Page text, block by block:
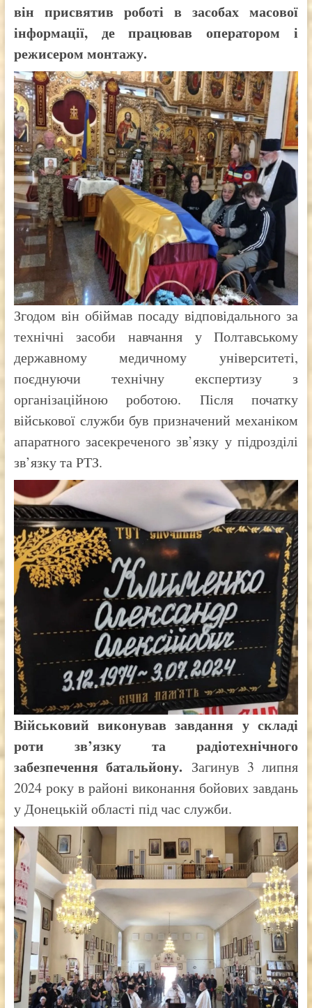
він присвятив роботі в засобах масової
інформації, де працював оператором і
режисером монтажу.
Згодом він обіймав посаду відповідального за
технічні засоби навчання у Полтавському
державному медичному університеті,
поєднуючи технічну експертизу з
організаційною роботою. Після початку
військової служби був призначений механіком
апаратного засекреченого зв’язку у підрозділі
зв’язку та РТЗ.
Військовий виконував завдання у складі
роти зв’язку та радіотехнічного
забезпечення батальйону. Загинув 3 липня
2024 року в районі виконання бойових завдань
у Донецькій області під час служби.